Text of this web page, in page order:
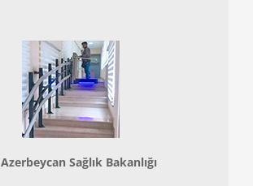
Azerbeycan Sağlık Bakanlığı